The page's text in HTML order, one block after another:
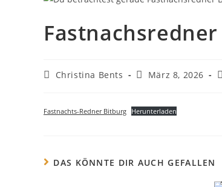
Christina Bents März 8, 2026
Fastnachts-Redner Bitburg Herunterladen
DAS KÖNNTE DIR AUCH GEFALLEN